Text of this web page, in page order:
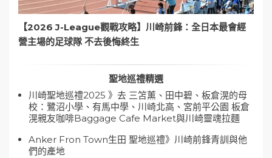
【2026 J-League觀戰攻略】川崎前鋒：全日本最會經
營主場的足球隊 不去後悔終生
聖地巡禮精選
川崎聖地巡禮2025 》去 三笘薰、田中碧、板倉滉的母
校：鷺沼小學、有馬中學、川崎北高、宮前平公園 板倉
滉親友咖啡Baggage Cafe Market與川崎靈魂拉麵
Anker Fron Town生田 聖地巡禮》川崎前鋒青訓與他
們的產地